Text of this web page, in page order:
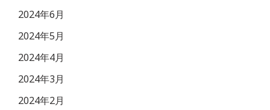
2024年6月
2024年5月
2024年4月
2024年3月
2024年2月